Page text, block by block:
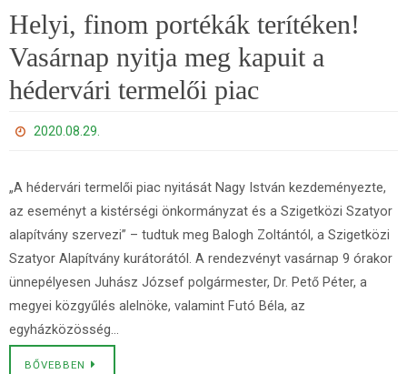
Helyi, finom portékák terítéken!
Vasárnap nyitja meg kapuit a
hédervári termelői piac
2020.08.29.
„A hédervári termelői piac nyitását Nagy István kezdeményezte,
az eseményt a kistérségi önkormányzat és a Szigetközi Szatyor
alapítvány szervezi” – tudtuk meg Balogh Zoltántól, a Szigetközi
Szatyor Alapítvány kurátorától. A rendezvényt vasárnap 9 órakor
ünnepélyesen Juhász József polgármester, Dr. Pető Péter, a
megyei közgyűlés alelnöke, valamint Futó Béla, az
egyházközösség…
BŐVEBBEN